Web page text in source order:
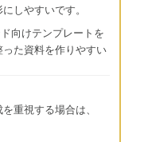
しやすいです。
向けテンプレートを
た資料を作りやすい
重視する場合は、